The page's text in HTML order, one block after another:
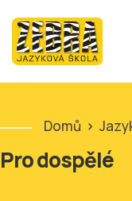
Domů >
Pro dospělé